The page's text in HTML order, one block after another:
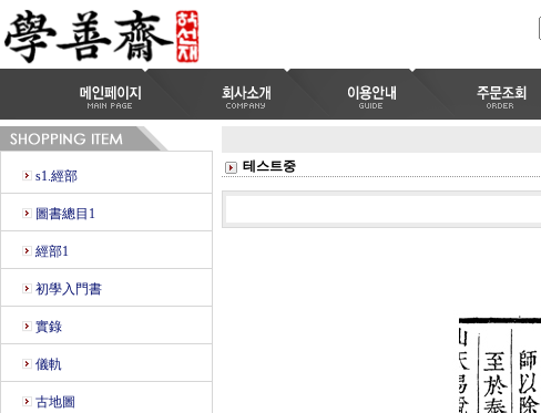
s1.經部
圖書總目1
經部1
初學入門書
實錄
儀軌
古地圖
테스트중